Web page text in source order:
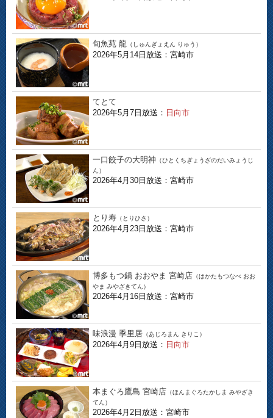
旬魚苑 龍 （しゅんぎょえん りゅう）
2026年5月14日放送：宮崎市
てとて
2026年5月7日放送： 日向市
一口餃子の大明神 （ひとくちぎょうざのだいみょうじ
ん）
2026年4月30日放送：宮崎市
とり寿 （とりひさ）
2026年4月23日放送：宮崎市
博多もつ鍋 おおやま 宮崎店 （はかたもつなべ おお
やま みやざきてん）
2026年4月16日放送：宮崎市
味浪漫 季里居 （あじろまん きりこ）
2026年4月9日放送： 日向市
本まぐろ鷹島 宮崎店 （ほんまぐろたかしま みやざき
てん）
2026年4月2日放送：宮崎市